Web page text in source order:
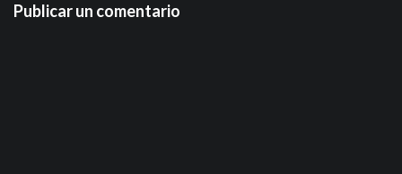
Publicar un comentario